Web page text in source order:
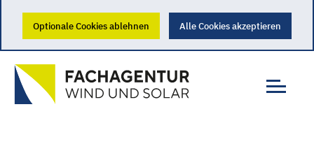
Optionale Cookies ablehnen Alle Cookies akzeptieren